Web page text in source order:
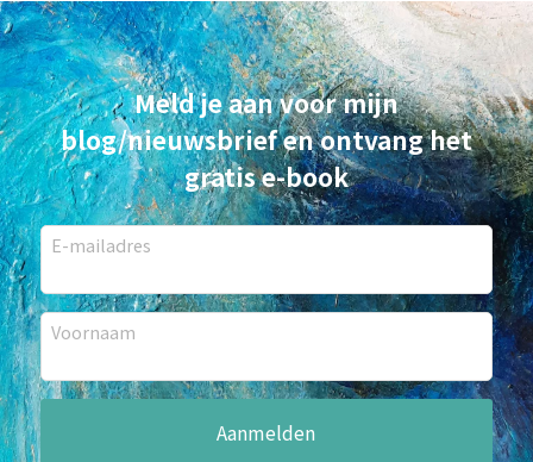
Meld je aan voor mijn
blog/nieuwsbrief en ontvang het
gratis e-book
E-mailadres
Voornaam